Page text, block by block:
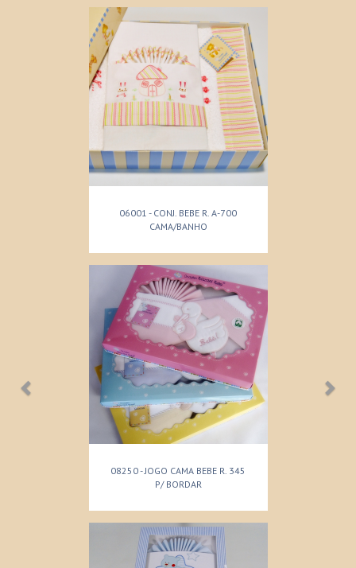
06001 - CONJ. BEBE R. A-700
CAMA/BANHO
08250 - JOGO CAMA BEBE R. 345
P/ BORDAR